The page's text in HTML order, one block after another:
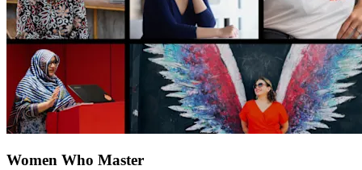
Women Who Master